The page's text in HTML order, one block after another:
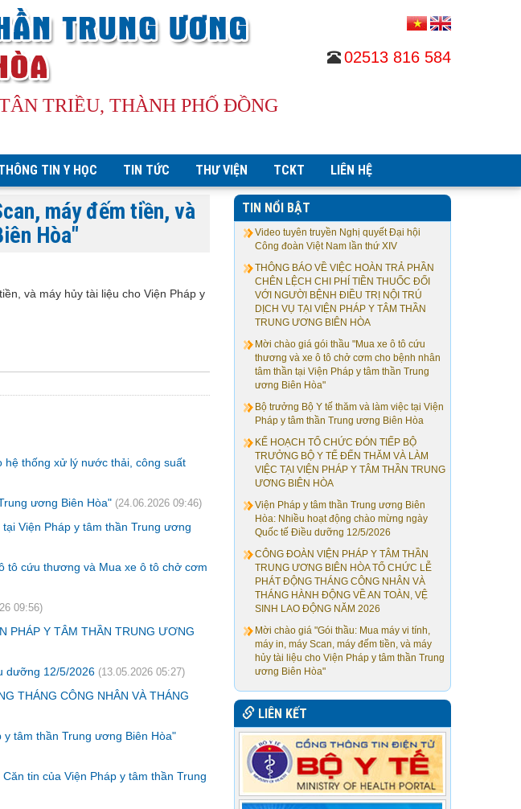
TRIỀU, THÀNH PHỐ ĐỒNG
02513 816 584
TIN Y HỌC TIN TỨC THƯ VIỆN TCKT LIÊN HỆ
máy đếm tiền, và
Hòa"
và máy hủy tài liệu cho Viện Pháp y
hệ thống xử lý nước thải, công suất
ương Biên Hòa" (24.06.2026 09:46)
Viện Pháp y tâm thần Trung ương
tô cứu thương và Mua xe ô tô chở cơm
09:56)
PHÁP Y TÂM THẦN TRUNG ƯƠNG
dưỡng 12/5/2026 (13.05.2026 05:27)
THÁNG CÔNG NHÂN VÀ THÁNG
tâm thần Trung ương Biên Hòa"
tin của Viện Pháp y tâm thần Trung
TIN NỔI BẬT
Video tuyên truyền Nghị quyết Đại hội
Công đoàn Việt Nam lần thứ XIV
THÔNG BÁO VỀ VIỆC HOÀN TRẢ PHẦN
CHÊN LỆCH CHI PHÍ TIỀN THUỐC ĐỐI
VỚI NGƯỜI BỆNH ĐIỀU TRỊ NỘI TRÚ
DỊCH VỤ TẠI VIỆN PHÁP Y TÂM THẦN
TRUNG ƯƠNG BIÊN HÒA
Mời chào giá gói thầu "Mua xe ô tô cứu
thương và xe ô tô chở cơm cho bệnh nhân
tâm thần tại Viện Pháp y tâm thần Trung
ương Biên Hòa"
Bộ trưởng Bộ Y tế thăm và làm việc tại Viện
Pháp y tâm thần Trung ương Biên Hòa
KẾ HOẠCH TỔ CHỨC ĐÓN TIẾP BỘ
TRƯỞNG BỘ Y TẾ ĐẾN THĂM VÀ LÀM
VIỆC TẠI VIỆN PHÁP Y TÂM THẦN TRUNG
ƯƠNG BIÊN HÒA
Viện Pháp y tâm thần Trung ương Biên
Hòa: Nhiều hoạt động chào mừng ngày
Quốc tế Điều dưỡng 12/5/2026
CÔNG ĐOÀN VIỆN PHÁP Y TÂM THẦN
TRUNG ƯƠNG BIÊN HÒA TỔ CHỨC LỄ
PHÁT ĐỘNG THÁNG CÔNG NHÂN VÀ
THÁNG HÀNH ĐỘNG VỀ AN TOÀN, VỆ
SINH LAO ĐỘNG NĂM 2026
Mời chào giá "Gói thầu: Mua máy vi tính,
máy in, máy Scan, máy đếm tiền, và máy
hủy tài liệu cho Viện Pháp y tâm thần Trung
ương Biên Hòa"
LIÊN KẾT